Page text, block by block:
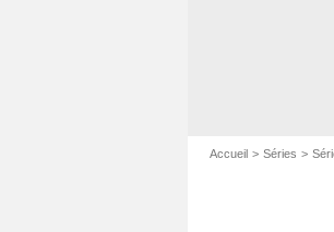
Accueil Séries